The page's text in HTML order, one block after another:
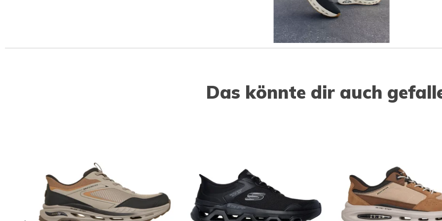
Slidepanel 1 of 1, Showing items 1 to 5 of 1.
Das könnte dir auch